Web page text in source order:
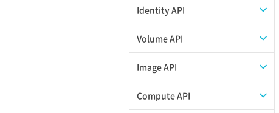
APIでVPSにISOイメージを挿入する
APIでVPSを作成する
APIユーザーを作成する
API情報を確認する
Identity API
Credential一覧取得
Credential作成
Credential削除
Volume API
スナップショット一覧取得
スナップショット作成
Image API
ISOイメージアップロード
Compute API